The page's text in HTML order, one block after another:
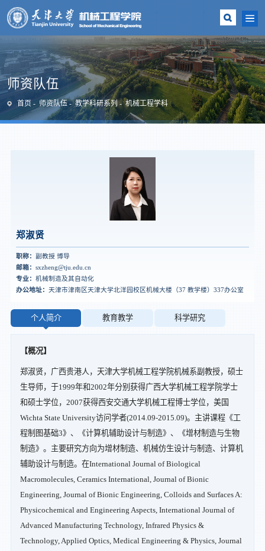
师资队伍
首页 师资队伍 教学科研系列 机械工程学科
郑淑贤
职称： 副教授 博导
邮箱： sxzheng@tju.edu.cn
专业： 机械制造及其自动化
办公地址： 天津市津南区天津大学北洋园校区机械大楼（37 教学楼）337办公室
个人简介 教育教学 科学研究
【概况】
郑淑贤，广西贵港人，天津大学机械工程学院机械系副教授，硕士
生导师，于1999年和2002年分别获得广西大学机械工程学院学士
和硕士学位，2007获得西安交通大学机械工程博士学位，美国
Wichta State University访问学者(2014.09-2015.09)。主讲课程《工
程制图基础3》、《计算机辅助设计与制造》、《增材制造与生物
制造》。主要研究方向为增材制造、机械仿生设计与制造、计算机
辅助设计与制造。在International Journal of Biological
Macromolecules, Ceramics International, Journal of Bionic
Engineering, Journal of Bionic Engineering, Colloids and Surfaces A:
Physicochemical and Engineering Aspects, International Journal of
Advanced Manufacturing Technology, Infrared Physics &
Technology, Applied Optics, Medical Engineering & Physics, Journal